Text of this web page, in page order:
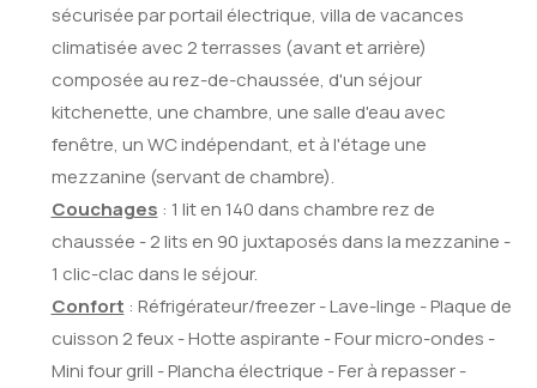
sécurisée par portail électrique, villa de vacances
climatisée avec 2 terrasses (avant et arrière)
composée au rez-de-chaussée, d'un séjour
kitchenette, une chambre, une salle d'eau avec
fenêtre, un WC indépendant, et à l'étage une
mezzanine (servant de chambre).
Couchages : 1 lit en 140 dans chambre rez de
chaussée - 2 lits en 90 juxtaposés dans la mezzanine -
1 clic-clac dans le séjour.
Confort : Réfrigérateur/freezer - Lave-linge - Plaque de
cuisson 2 feux - Hotte aspirante - Four micro-ondes -
Mini four grill - Plancha électrique - Fer à repasser -